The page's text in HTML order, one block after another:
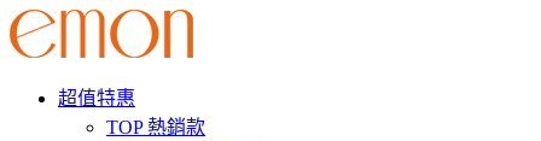
超值特惠
TOP 熱銷款